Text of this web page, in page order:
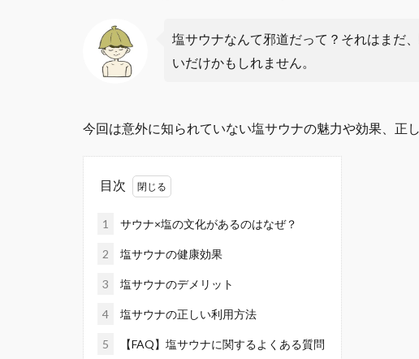
塩サウナなんて邪道だって？それはまだ
いだけかもしれません。
今回は意外に知られていない塩サウナの魅力や効果、正
目次
1 サウナ×塩の文化があるのはなぜ？
2 塩サウナの健康効果
3 塩サウナのデメリット
4 塩サウナの正しい利用方法
5 【FAQ】塩サウナに関するよくある質問